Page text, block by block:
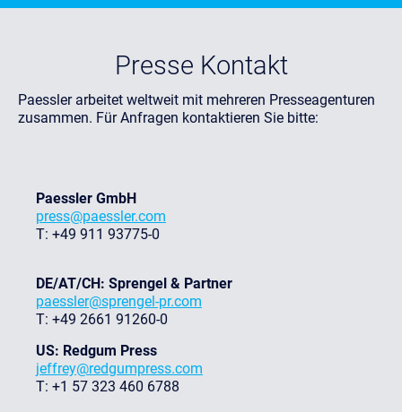
Presse Kontakt
Paessler arbeitet weltweit mit mehreren Presseagenturen
zusammen. Für Anfragen kontaktieren Sie bitte:
Paessler GmbH
press@paessler.com
T: +49 911 93775-0
DE/AT/CH: Sprengel & Partner
paessler@sprengel-pr.com
T: +49 2661 91260-0
US: Redgum Press
jeffrey@redgumpress.com
T: +1 57 323 460 6788